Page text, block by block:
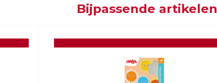
Bijpassende artikelen